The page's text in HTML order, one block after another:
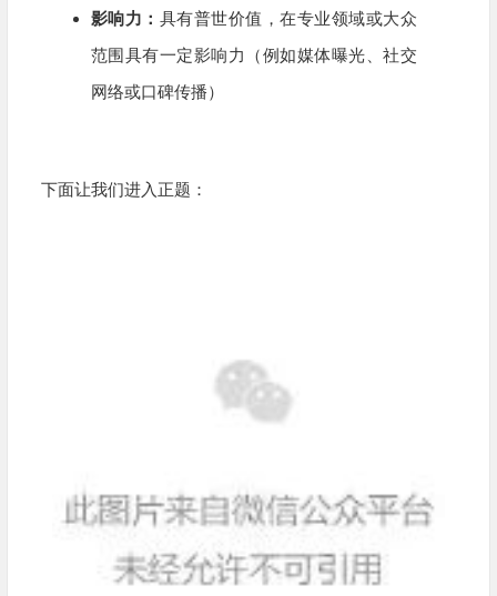
影响力： 具有普世价值，在专业领域或大众
范围具有一定影响力（例如媒体曝光、社交
网络或口碑传播）
下面让我们进入正题：